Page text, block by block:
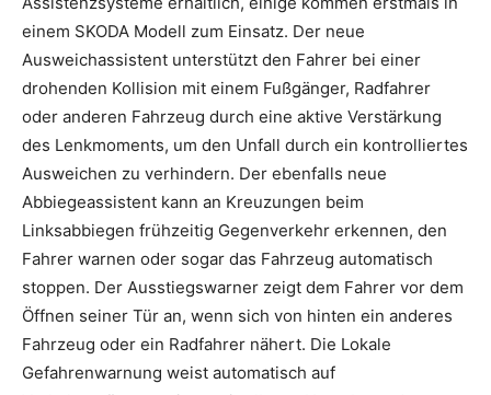
einem SKODA Modell zum Einsatz. Der neue
Ausweichassistent unterstützt den Fahrer bei einer
drohenden Kollision mit einem Fußgänger, Radfahrer
oder anderen Fahrzeug durch eine aktive Verstärkung
des Lenkmoments, um den Unfall durch ein kontrolliertes
Ausweichen zu verhindern. Der ebenfalls neue
Abbiegeassistent kann an Kreuzungen beim
Linksabbiegen frühzeitig Gegenverkehr erkennen, den
Fahrer warnen oder sogar das Fahrzeug automatisch
stoppen. Der Ausstiegswarner zeigt dem Fahrer vor dem
Öffnen seiner Tür an, wenn sich von hinten ein anderes
Fahrzeug oder ein Radfahrer nähert. Die Lokale
Gefahrenwarnung weist automatisch auf